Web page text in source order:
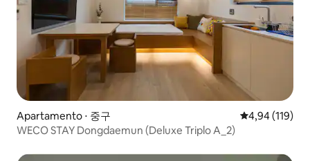
Apartamento ⋅ 중구 4,94 de uma
4,94 (119)
WECO STAY Dongdaemun (Deluxe Triplo A_2)